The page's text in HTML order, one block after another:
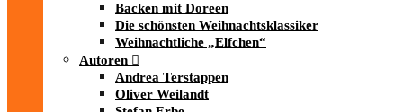
Backen mit Doreen
Die schönsten Weihnachtsklassiker
Weihnachtliche „Elfchen“
Autoren
Andrea Terstappen
Oliver Weilandt